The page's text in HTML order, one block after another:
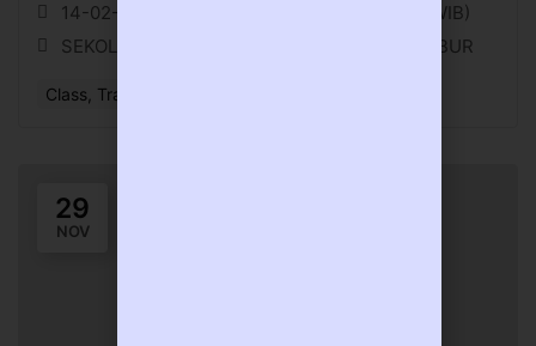
14-02-26 || 07:00 (WIB) - 14-02-26 || 11:00 (WIB)
SEKOLAH KRISTEN TIRTAMARTA BPK PENABUR
Class, Training, or Workshop
29
NOV